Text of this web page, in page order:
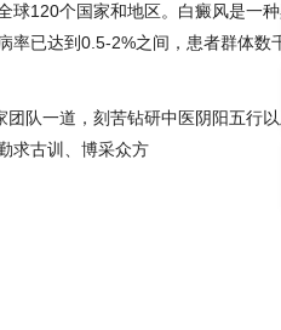
球120个国家和地区。白癜风是一
率已达到0.5-2%之间，患者群体数
团队一道，刻苦钻研中医阴阳五行
求古训、博采众方